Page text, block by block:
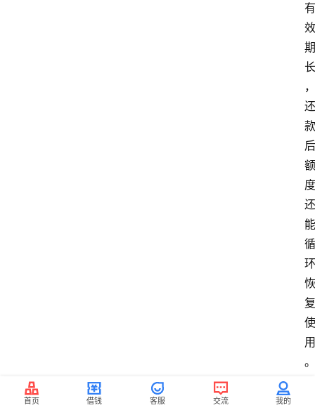
有
效
期
长
，
还
款
后
额
度
还
能
循
环
恢
复
使
用
。
首页 借钱 客服 交流 我的